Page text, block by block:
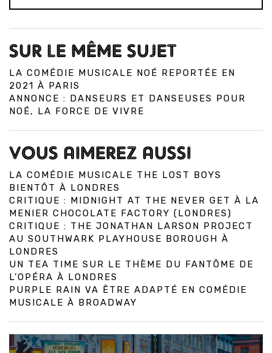
SUR LE MÊME SUJET
LA COMÉDIE MUSICALE NOÉ REPORTÉE EN
2021 À PARIS
ANNONCE : DANSEURS ET DANSEUSES POUR
NOÉ, LA FORCE DE VIVRE
VOUS AIMEREZ AUSSI
LA COMÉDIE MUSICALE THE LOST BOYS
BIENTÔT À LONDRES
CRITIQUE : MIDNIGHT AT THE NEVER GET À LA
MENIER CHOCOLATE FACTORY (LONDRES)
CRITIQUE : THE JONATHAN LARSON PROJECT
AU SOUTHWARK PLAYHOUSE BOROUGH À
LONDRES
UN TEA TIME SUR LE THÈME DU FANTÔME DE
L’OPÉRA À LONDRES
PURPLE RAIN VA ÊTRE ADAPTÉ EN COMÉDIE
MUSICALE À BROADWAY